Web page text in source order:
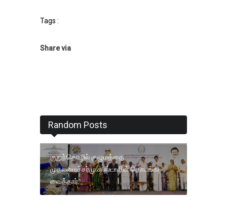
Tags :
Share via
Random Posts
குறுந்தொழில் குழுமத்தை
முதலமைச்சர்மு.க.ஸ்டாலின் தொடங்கி
வைத்தார்.